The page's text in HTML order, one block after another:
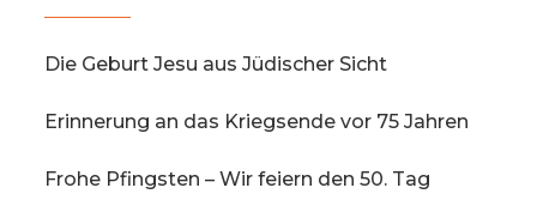
Die Geburt Jesu aus Jüdischer Sicht
Erinnerung an das Kriegsende vor 75 Jahren
Frohe Pfingsten – Wir feiern den 50. Tag